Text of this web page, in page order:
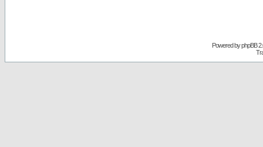
Powered byphpBB